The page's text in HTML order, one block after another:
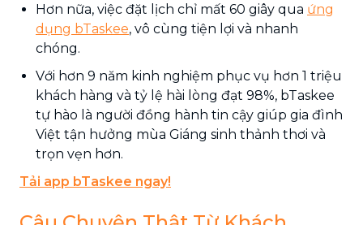
Hơn nữa, việc đặt lịch chỉ mất 60 giây qua ứng
dụng bTaskee, vô cùng tiện lợi và nhanh
chóng.
Với hơn 9 năm kinh nghiệm phục vụ hơn 1 triệu
khách hàng và tỷ lệ hài lòng đạt 98%, bTaskee
tự hào là người đồng hành tin cậy giúp gia đình
Việt tận hưởng mùa Giáng sinh thảnh thơi và
trọn vẹn hơn.
Tải app bTaskee ngay!